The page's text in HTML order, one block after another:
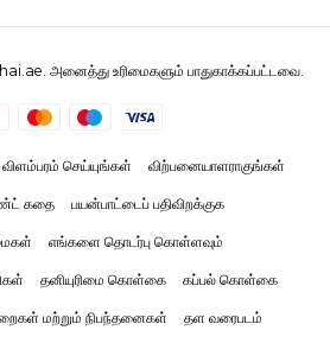
அனைத்து உரிமைகளும் பாதுகாக்கப்பட்டவை.
செய்யுங்கள் விற்பனையாளராகுங்கள்
கதை பயன்பாட்டைப் பதிவிறக்குக
எங்களை தொடர்பு கொள்ளவும்
தனியுரிமை கொள்கை கப்பல் கொள்கை
மற்றும் நிபந்தனைகள் தள வரைபடம்